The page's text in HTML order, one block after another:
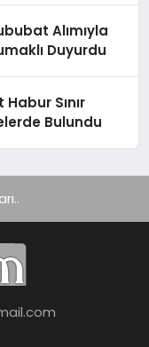
Alımıyla
Duyurdu
Sınır
Bulundu